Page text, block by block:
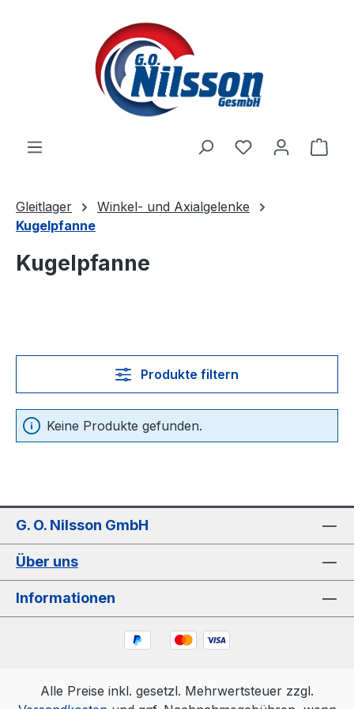
Zum Hauptinhalt springen
Gleitlager
Winkel- und Axialgelenke
Kugelpfanne
Kugelpfanne
Produkte filtern
Keine Produkte gefunden.
G. O. Nilsson GmbH
Über uns
Informationen
Alle Preise inkl. gesetzl. Mehrwertsteuer zzgl.